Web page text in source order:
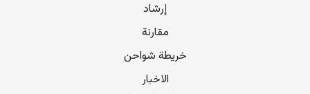
إرشاد
مقارنة
خريطة شواحن
الاخبار